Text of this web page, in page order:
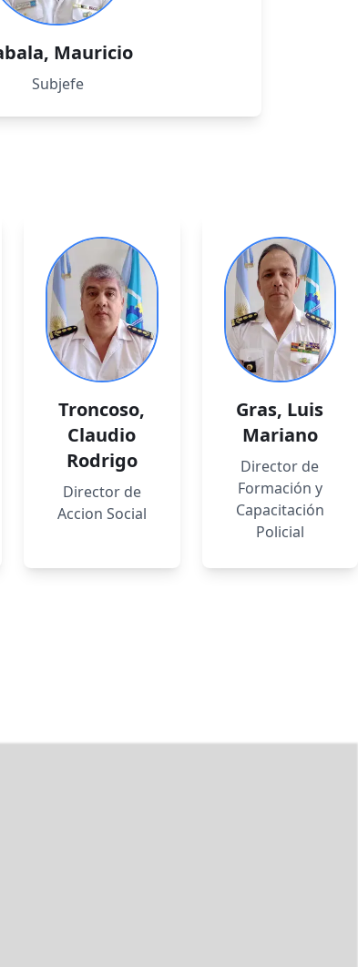
, Mauricio
Subjefe
Troncoso,
Claudio
Rodrigo
Director de
Accion Social
Gras, Luis
Mariano
Director de
Formación y
Capacitación
Policial